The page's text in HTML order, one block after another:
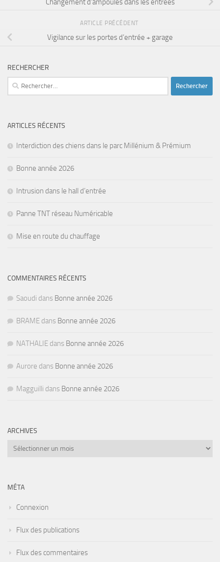
ARTICLE PRÉCÉDENT
Vigilance sur les portes d’entrée + garage
RECHERCHER
Rechercher :
ARTICLES RÉCENTS
Interdiction des chiens dans le parc Millénium & Prémium
Bonne année 2026
Intrusion dans le hall d’entrée
Panne TNT réseau Numéricable
Mise en route du chauffage
COMMENTAIRES RÉCENTS
Saoudi dans Bonne année 2026
BRAME dans Bonne année 2026
NATHALIE dans Bonne année 2026
Aurore dans Bonne année 2026
Magguilli dans Bonne année 2026
ARCHIVES
Archives
MÉTA
Connexion
Flux des publications
Flux des commentaires